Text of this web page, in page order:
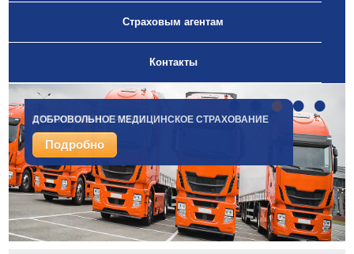
Страховым агентам
Контакты
ДОБРОВОЛЬНОЕ МЕДИЦИНСКОЕ СТРАХОВАНИЕ
Подробно
СТРАХОВАНИЕ ГРУЗОВ
Подробно
•••••